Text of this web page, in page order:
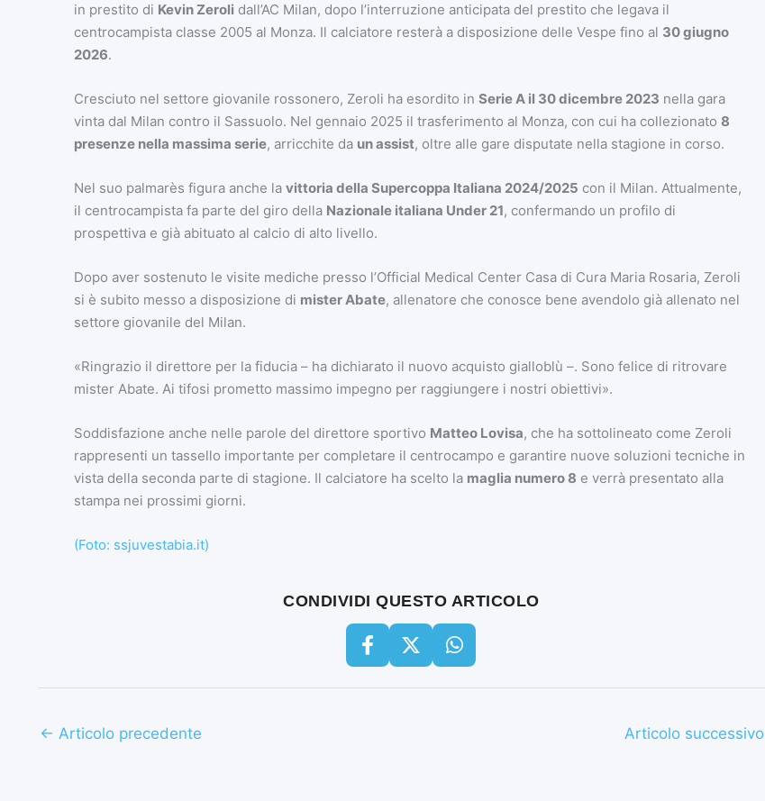
in prestito di Kevin Zeroli dall’AC Milan, dopo l’interruzione anticipata del prestito che legava il
centrocampista classe 2005 al Monza. Il calciatore resterà a disposizione delle Vespe fino al 30 giugno
2026.
Cresciuto nel settore giovanile rossonero, Zeroli ha esordito in Serie A il 30 dicembre 2023 nella gara
vinta dal Milan contro il Sassuolo. Nel gennaio 2025 il trasferimento al Monza, con cui ha collezionato 8
presenze nella massima serie, arricchite da un assist, oltre alle gare disputate nella stagione in corso.
Nel suo palmarès figura anche la vittoria della Supercoppa Italiana 2024/2025 con il Milan. Attualmente,
il centrocampista fa parte del giro della Nazionale italiana Under 21, confermando un profilo di
prospettiva e già abituato al calcio di alto livello.
Dopo aver sostenuto le visite mediche presso l’Official Medical Center Casa di Cura Maria Rosaria, Zeroli
si è subito messo a disposizione di mister Abate, allenatore che conosce bene avendolo già allenato nel
settore giovanile del Milan.
«Ringrazio il direttore per la fiducia – ha dichiarato il nuovo acquisto gialloblù –. Sono felice di ritrovare
mister Abate. Ai tifosi prometto massimo impegno per raggiungere i nostri obiettivi».
Soddisfazione anche nelle parole del direttore sportivo Matteo Lovisa, che ha sottolineato come Zeroli
rappresenti un tassello importante per completare il centrocampo e garantire nuove soluzioni tecniche in
vista della seconda parte di stagione. Il calciatore ha scelto la maglia numero 8 e verrà presentato alla
stampa nei prossimi giorni.
(Foto: ssjuvestabia.it)
CONDIVIDI QUESTO ARTICOLO
← Articolo precedente Articolo successivo